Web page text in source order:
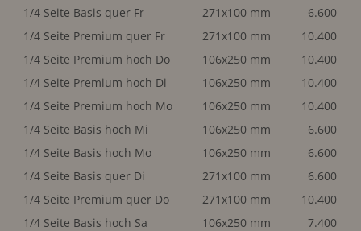
1/4 Seite Basis quer Fr
271x100 mm
6.600
1/4 Seite Premium quer Fr
271x100 mm
10.400
1/4 Seite Premium hoch Do
106x250 mm
10.400
1/4 Seite Premium hoch Di
106x250 mm
10.400
1/4 Seite Premium hoch Mo
106x250 mm
10.400
1/4 Seite Basis hoch Mi
106x250 mm
6.600
1/4 Seite Basis hoch Mo
106x250 mm
6.600
1/4 Seite Basis quer Di
271x100 mm
6.600
1/4 Seite Premium quer Do
271x100 mm
10.400
1/4 Seite Basis hoch Sa
106x250 mm
7.400